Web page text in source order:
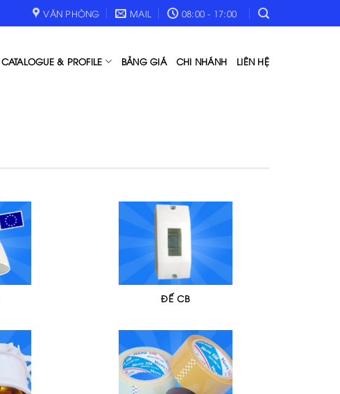
VĂN PHÒNG MAIL 08:00 - 17:00
CATALOGUE & PROFILE BẢNG GIÁ CHI NHÁNH LIÊN HỆ
ĐẾ CB